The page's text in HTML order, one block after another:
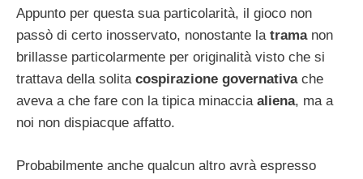
Appunto per questa sua particolarità, il gioco non
passò di certo inosservato, nonostante la trama non
brillasse particolarmente per originalità visto che si
trattava della solita cospirazione governativache
aveva a che fare con la tipica minaccia aliena, ma a
noi non dispiacque affatto.
Probabilmente anche qualcun altro avrà espresso